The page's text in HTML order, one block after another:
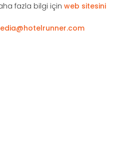
fazla bilgi içinweb sitesini